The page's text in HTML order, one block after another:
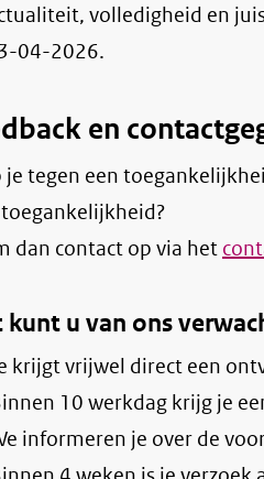
volledigheid en
04-2026.
en
je tegen een
dan contact op via het
kunt u van ons
krijgt vrijwel direct een
10 werkdag krijg je
informeren je over de